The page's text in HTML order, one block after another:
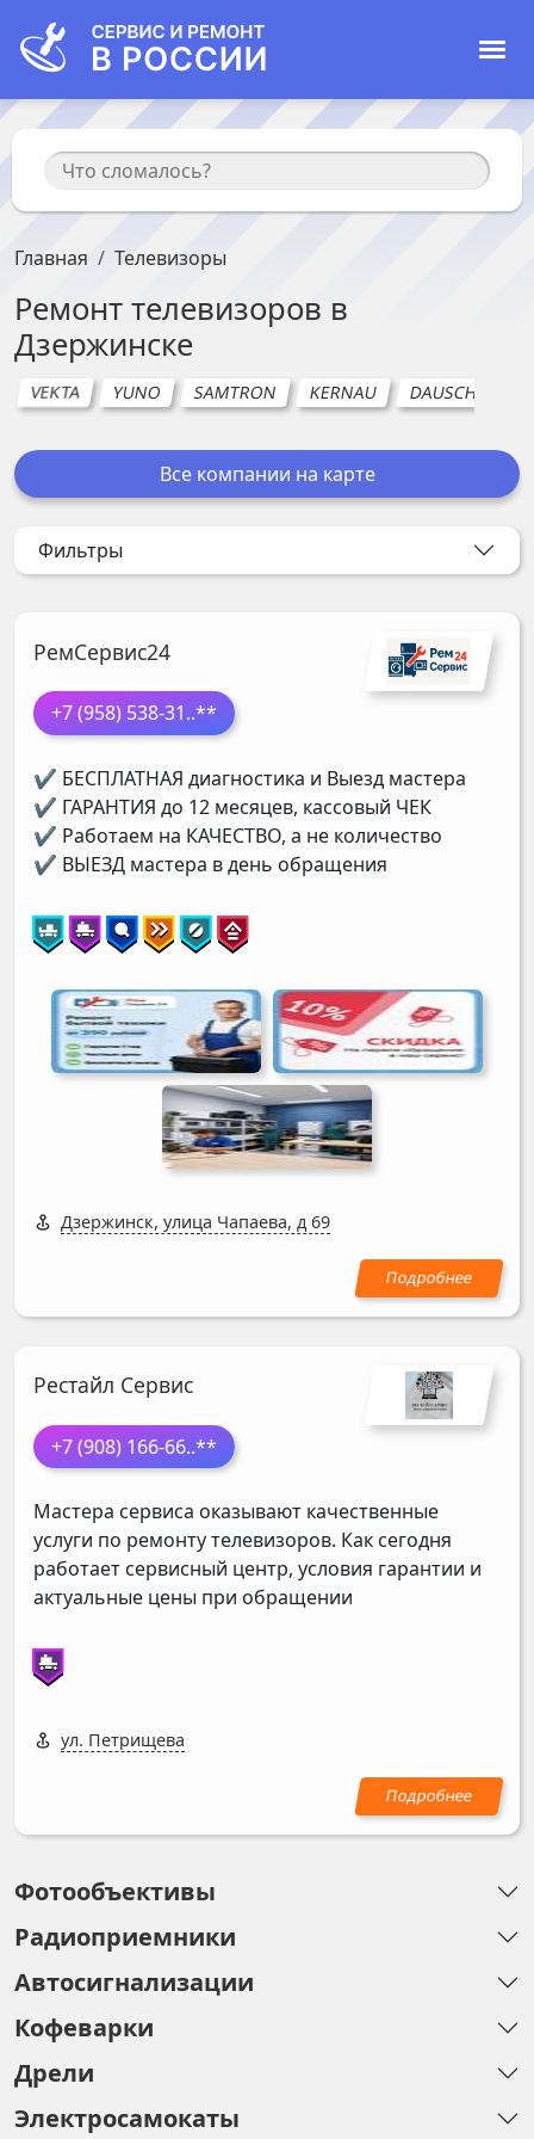
Главная Телевизоры
Ремонт телевизоров в
Дзержинске
VEKTA YUNO SAMTRON KERNAU DAUSCHER
Все компании на карте
Фильтры
РемСервис24
+7 (958) 538-31..**
✔ БЕСПЛАТНАЯ диагностика и Выезд мастера
✔ ГАРАНТИЯ до 12 месяцев, кассовый ЧЕК
✔ Работаем на КАЧЕСТВО, а не количество
✔ ВЫЕЗД мастера в день обращения
Дзержинск, улица Чапаева, д 69
Рестайл Сервис
+7 (908) 166-66..**
Мастера сервиса оказывают качественные
услуги по ремонту телевизоров. Как сегодня
работает сервисный центр, условия гарантии и
актуальные цены при обращении
ул. Петрищева
Фотообъективы
Радиоприемники
Автосигнализации
Кофеварки
Дрели
Электросамокаты